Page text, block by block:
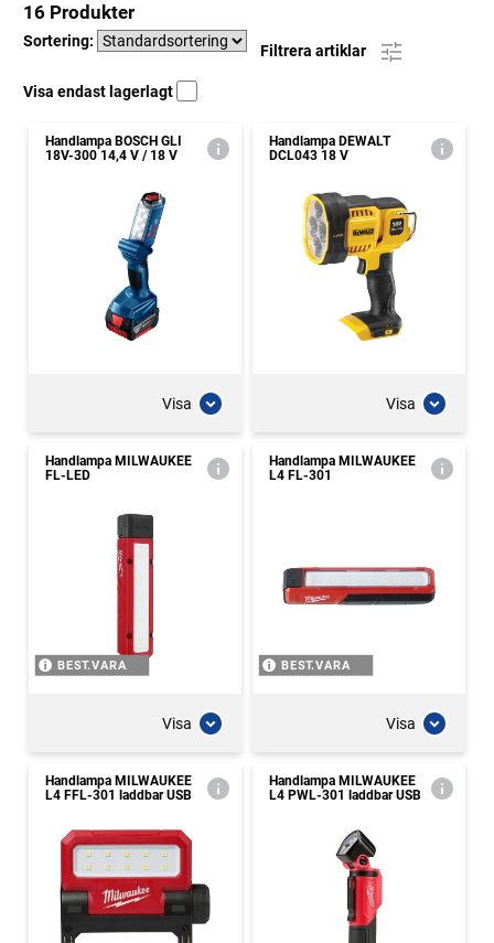
16 Produkter
Sortering:
Filtrera artiklar
Visa endast lagerlagt
Handlampa BOSCH GLI
18V-300 14,4 V / 18 V
Visa
Handlampa DEWALT
DCL043 18 V
Visa
Handlampa MILWAUKEE
FL-LED
BEST.VARA
Visa
Handlampa MILWAUKEE
L4 FL-301
BEST.VARA
Visa
Handlampa MILWAUKEE
L4 FFL-301 laddbar USB
Handlampa MILWAUKEE
L4 PWL-301 laddbar USB